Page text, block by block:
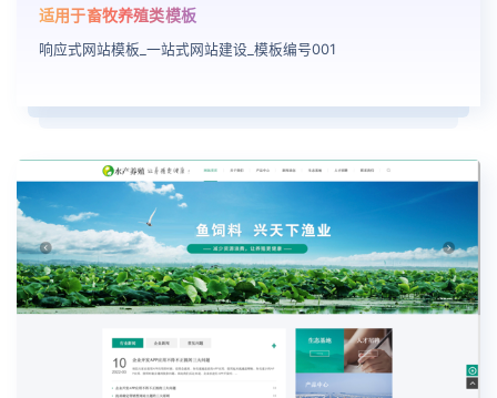
适用于畜牧养殖类模板
响应式网站模板_一站式网站建设_模板编号001